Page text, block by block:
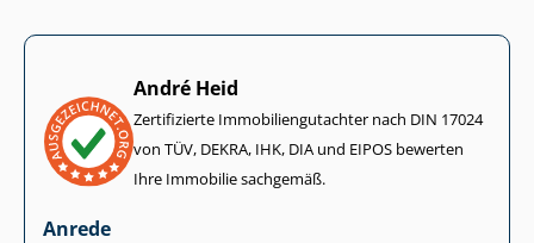
André Heid
Zertifizierte Im­mo­bi­li­en­gut­ach­ter nach DIN 17024
von TÜV, DEKRA, IHK, DIA und EIPOS bewerten
Ihre Immobilie sachgemäß.
Anrede